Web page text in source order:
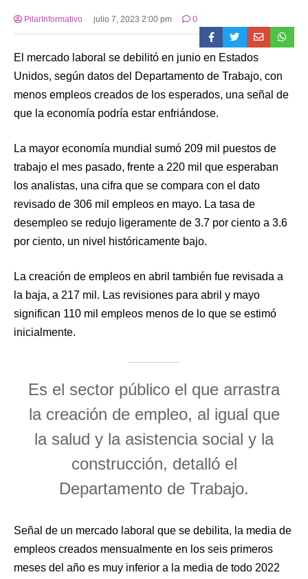
PilarInformativo julio 7, 2023 2:00 pm 0
El mercado laboral se debilitó en junio en Estados
Unidos, según datos del Departamento de Trabajo, con
menos empleos creados de los esperados, una señal de
que la economía podría estar enfriándose.
La mayor economía mundial sumó 209 mil puestos de
trabajo el mes pasado, frente a 220 mil que esperaban
los analistas, una cifra que se compara con el dato
revisado de 306 mil empleos en mayo. La tasa de
desempleo se redujo ligeramente de 3.7 por ciento a 3.6
por ciento, un nivel históricamente bajo.
La creación de empleos en abril también fue revisada a
la baja, a 217 mil. Las revisiones para abril y mayo
significan 110 mil empleos menos de lo que se estimó
inicialmente.
Es el sector público el que arrastra
la creación de empleo, al igual que
la salud y la asistencia social y la
construcción, detalló el
Departamento de Trabajo.
Señal de un mercado laboral que se debilita, la media de
empleos creados mensualmente en los seis primeros
meses del año es muy inferior a la media de todo 2022